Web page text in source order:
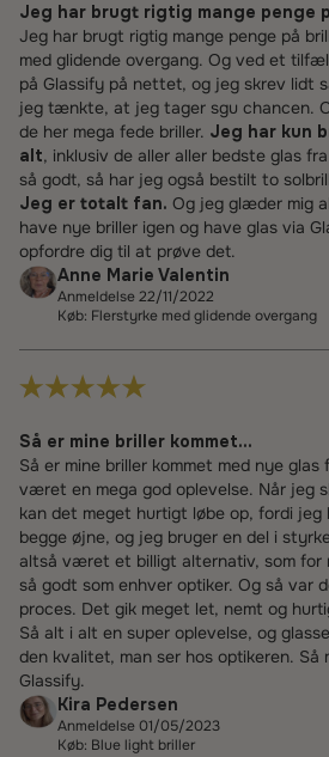
Jeg har brugt rigtig mange penge
Jeg har brugt rigtig mange penge på
med glidende overgang. Og ved et
på Glassify på nettet, og jeg skrev lidt
jeg tænkte, at jeg tager sgu chancen.
de her mega fede briller. Jeg har kun
alt, inklusiv de aller aller bedste glas
så godt, så har jeg også bestilt to
Jeg er totalt fan. Og jeg glæder mig
have nye briller igen og have glas via
opfordre dig til at prøve det.
Anne Marie Valentin
Anmeldelse 22/11/2022
Køb: Flerstyrke med glidende overgang
Så er mine briller kommet...
Så er mine briller kommet med nye
været en mega god oplevelse. Når jeg
kan det meget hurtigt løbe op, fordi jeg
begge øjne, og jeg bruger en del i
altså været et billigt alternativ, som for
så godt som enhver optiker. Og så var
proces. Det gik meget let, nemt og
Så alt i alt en super oplevelse, og
den kvalitet, man ser hos optikeren. Så
Glassify.
Kira Pedersen
Anmeldelse 01/05/2023
Køb: Blue light briller